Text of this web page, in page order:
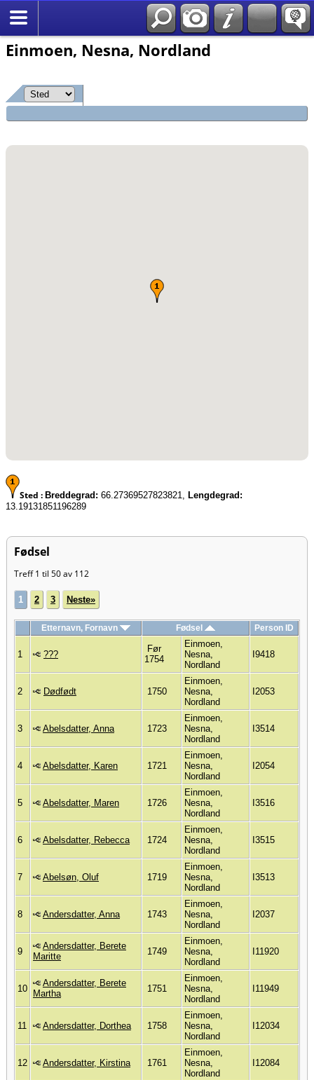
Einmoen, Nesna, Nordland
Sted : Breddegrad: 66.27369527823821, Lengdegrad:
13.19131851196289
Fødsel
Treff 1 til 50 av 112
1 2 3 Neste»
Etternavn, Fornavn Fødsel Person ID
1 ???
Før
1754
Einmoen,
Nesna,
Nordland
I9418
2 Dødfødt 1750
Einmoen,
Nesna,
Nordland
I2053
3 Abelsdatter, Anna 1723
Einmoen,
Nesna,
Nordland
I3514
4 Abelsdatter, Karen 1721
Einmoen,
Nesna,
Nordland
I2054
5 Abelsdatter, Maren 1726
Einmoen,
Nesna,
Nordland
I3516
6 Abelsdatter, Rebecca 1724
Einmoen,
Nesna,
Nordland
I3515
7 Abelsøn, Oluf 1719
Einmoen,
Nesna,
Nordland
I3513
8 Andersdatter, Anna 1743
Einmoen,
Nesna,
Nordland
I2037
9
Andersdatter, Berete
Maritte
1749
Einmoen,
Nesna,
Nordland
I11920
10
Andersdatter, Berete
Martha
1751
Einmoen,
Nesna,
Nordland
I11949
11 Andersdatter, Dorthea 1758
Einmoen,
Nesna,
Nordland
I12034
12 Andersdatter, Kirstina 1761
Einmoen,
Nesna,
Nordland
I12084